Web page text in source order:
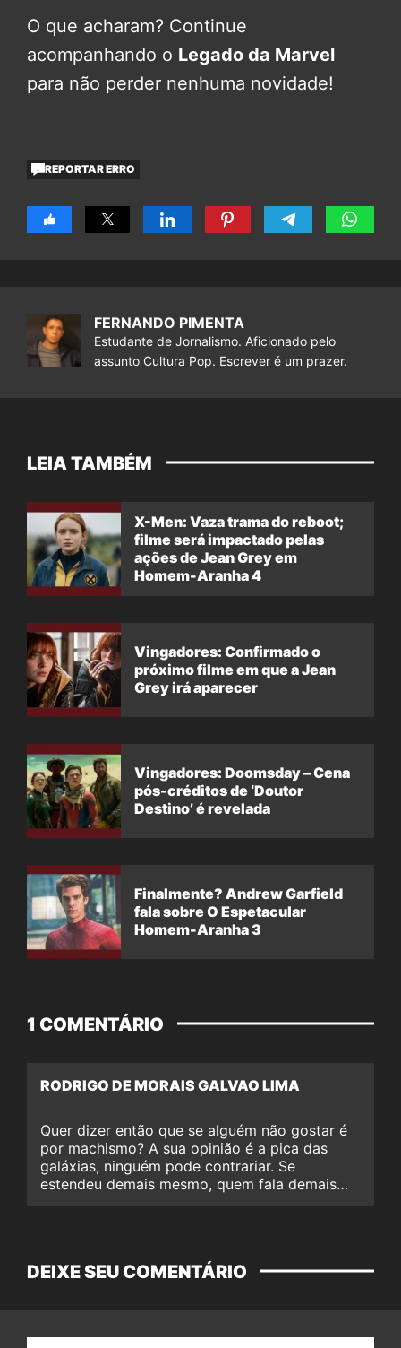
O que acharam? Continue
acompanhando o Legado da Marvel
para não perder nenhuma novidade!
REPORTAR ERRO
FERNANDO PIMENTA
Estudante de Jornalismo. Aficionado pelo
assunto Cultura Pop. Escrever é um prazer.
LEIA TAMBÉM
X-Men: Vaza trama do reboot;
filme será impactado pelas
ações de Jean Grey em
Homem-Aranha 4
Vingadores: Confirmado o
próximo filme em que a Jean
Grey irá aparecer
Vingadores: Doomsday – Cena
pós-créditos de ‘Doutor
Destino’ é revelada
Finalmente? Andrew Garfield
fala sobre O Espetacular
Homem-Aranha 3
1 COMENTÁRIO
RODRIGO DE MORAIS GALVAO LIMA
Quer dizer então que se alguém não gostar é
por machismo? A sua opinião é a pica das
galáxias, ninguém pode contrariar. Se
estendeu demais mesmo, quem fala demais…
DEIXE SEU COMENTÁRIO